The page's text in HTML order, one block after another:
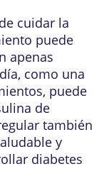
cuidar la
puede
apenas
como una
puede
de
también
y
diabetes